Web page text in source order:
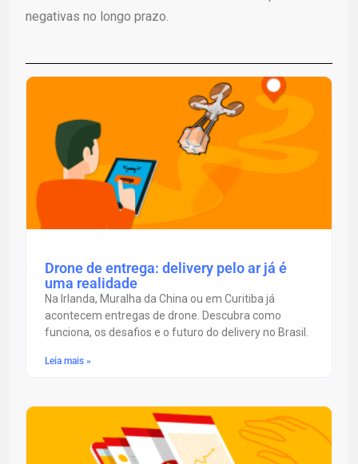
negativas no longo prazo.
Drone de entrega: delivery pelo ar já é
uma realidade
Na Irlanda, Muralha da China ou em Curitiba já
acontecem entregas de drone. Descubra como
funciona, os desafios e o futuro do delivery no Brasil.
Leia mais »